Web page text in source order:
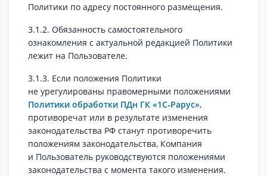
Политики по адресу постоянного размещения.
3.1.2. Обязанность самостоятельного
ознакомления с актуальной редакцией Политики
лежит на Пользователе.
3.1.3. Если положения Политики
не урегулированы правомерными положениями
Политики обработки ПДн ГК «1С‑Рарус»,
противоречат или в результате изменения
законодательства РФ станут противоречить
положениям законодательства, Компания
и Пользователь руководствуются положениями
законодательства с момента такого изменения.